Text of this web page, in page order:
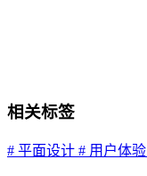
相关标签
# 平面设计 # 用户体验